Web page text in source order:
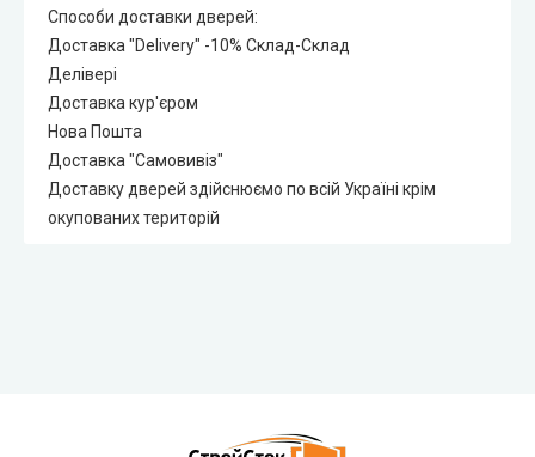
Способи доставки дверей:
Доставка "Delivery" -10% Склад-Склад
Делівері
Доставка кур'єром
Нова Пошта
Доставка "Самовивіз"
Доставку дверей здійснюємо по всій Україні крім
окупованих територій